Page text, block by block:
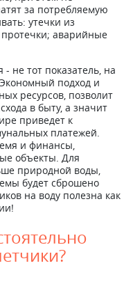
за потребляемую
утечки из
аварийные
не тот показатель, на
подход и
ресурсов, позволит
в быту, а значит
приведет к
платежей.
и финансы,
объекты. Для
природной воды,
будет сброшено
на воду полезна как